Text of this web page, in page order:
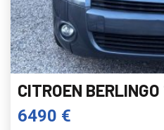
CITROEN
6490 €